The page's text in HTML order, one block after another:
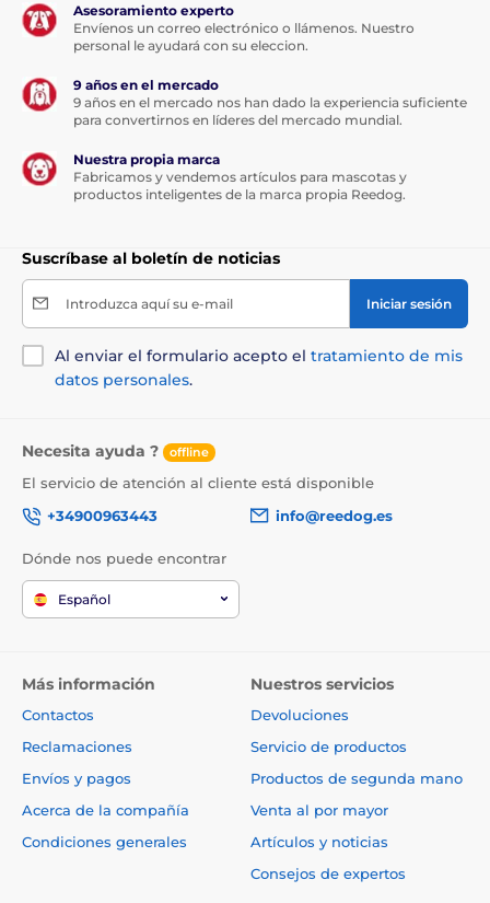
La siguiente tabla le ayudará a elegir el tamaño
mano, por lo que el tamaño puede variar ligeramente,
como máximo entre 2 y 4 cm.)
Las especificaciones técnicas pueden cambiar sin
previo aviso explícito. Las imágenes son solo
ilustrativas.
El producto aparece en las categorías
Camas y casetas para perros Colchones
Para los perros pequeños
Para perros medianos
Para perros grandes
Asesoramiento experto
Envíenos un correo electrónico o llámenos. Nuestro
personal le ayudará con su eleccion.
9 años en el mercado
9 años en el mercado nos han dado la experiencia suficiente
para convertirnos en líderes del mercado mundial.
Nuestra propia marca
Fabricamos y vendemos artículos para mascotas y
productos inteligentes de la marca propia Reedog.
Suscríbase al boletín de noticias
Introduzca aquí su e-mail Iniciar sesión
Al enviar el formulario acepto el tratamiento de mis
datos personales.
Necesita ayuda ? offline
El servicio de atención al cliente está disponible
+34900963443
info@reedog.es
Dónde nos puede encontrar
Español
Más información
Contactos
Reclamaciones
Envíos y pagos
Acerca de la compañía
Condiciones generales
Nuestros servicios
Devoluciones
Servicio de productos
Productos de segunda mano
Venta al por mayor
Artículos y noticias
Consejos de expertos